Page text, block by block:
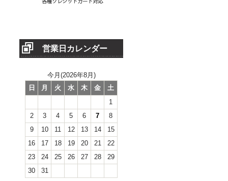
営業日カレンダー
今月(2026年8月)
日
月 火 水 木 金
土
1
2
3 4 5 6 7
8
9
10 11 12 13 14
15
16
17 18 19 20 21
22
23
24 25 26 27 28
29
30
31